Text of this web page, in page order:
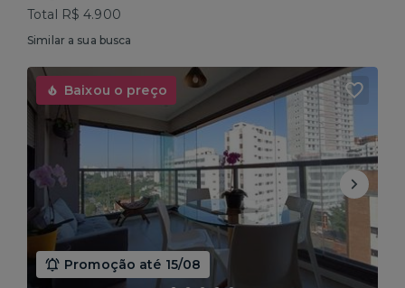
Total R$ 4.900
Similar a sua busca
Baixou o preço
Promoção até 15/08